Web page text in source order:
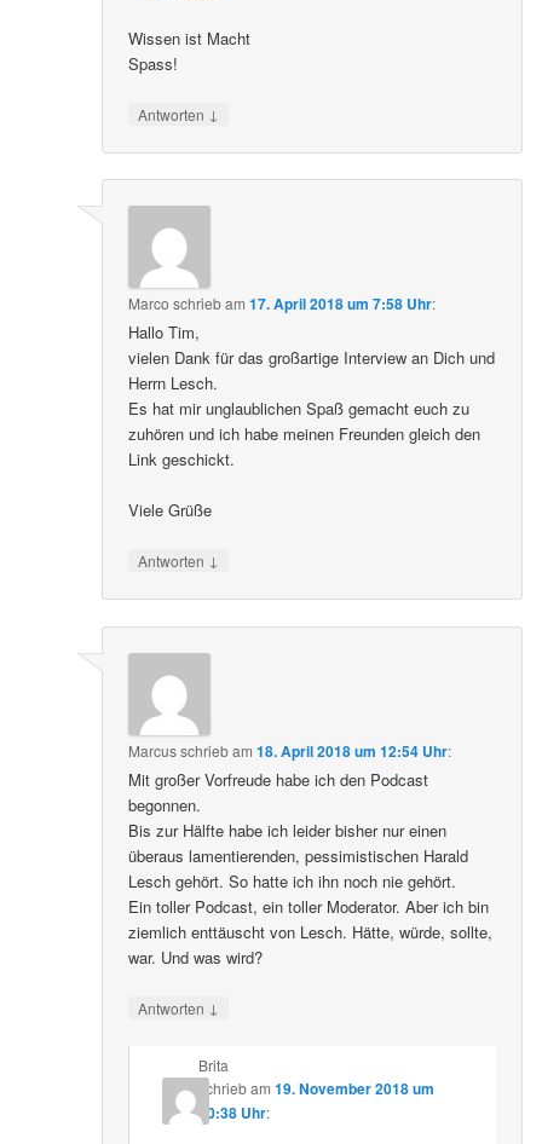
Wissen ist Macht
Spass!
Antworten ↓
Marco schriebam17. April 2018 um 7:58 Uhr:
Hallo Tim,
vielen Dank für das großartige Interview an Dich und
Herrn Lesch.
Es hat mir unglaublichen Spaß gemacht euch zu
zuhören und ich habe meinen Freunden gleich den
Link geschickt.
Viele Grüße
Antworten ↓
Marcusschriebam18. April 2018 um 12:54 Uhr:
Mit großer Vorfreude habe ich den Podcast
begonnen.
Bis zur Hälfte habe ich leider bisher nur einen
überaus lamentierenden, pessimistischen Harald
Lesch gehört. So hatte ich ihn noch nie gehört.
Ein toller Podcast, ein toller Moderator. Aber ich bin
ziemlich enttäuscht von Lesch. Hätte, würde, sollte,
war. Und was wird?
Antworten ↓
Brita
schriebam 19. November 2018 um
20:38 Uhr: